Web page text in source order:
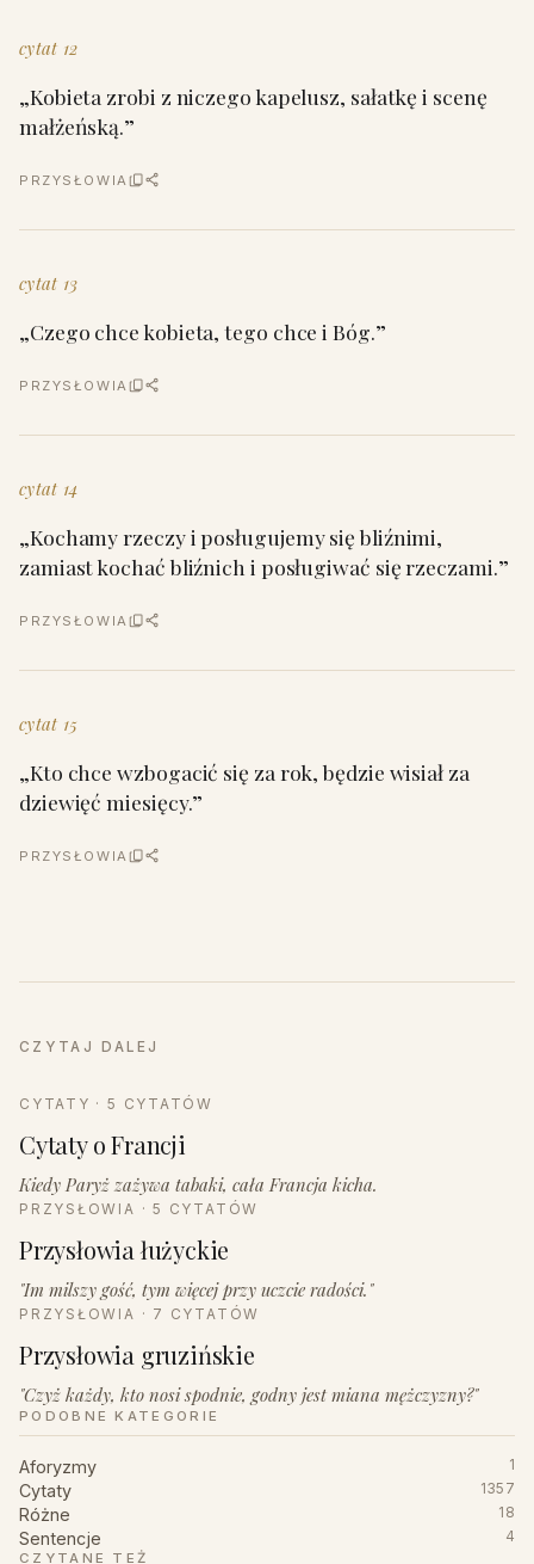
cytat 12
„Kobieta zrobi z niczego kapelusz, sałatkę i scenę
małżeńską.”
PRZYSŁOWIA
cytat 13
„Czego chce kobieta, tego chce i Bóg.”
PRZYSŁOWIA
cytat 14
„Kochamy rzeczy i posługujemy się bliźnimi,
zamiast kochać bliźnich i posługiwać się rzeczami.”
PRZYSŁOWIA
cytat 15
„Kto chce wzbogacić się za rok, będzie wisiał za
dziewięć miesięcy.”
PRZYSŁOWIA
CZYTAJ DALEJ
CYTATY · 5 CYTATÓW
Cytaty o Francji
Kiedy Paryż zażywa tabaki, cała Francja kicha.
PRZYSŁOWIA · 5 CYTATÓW
Przysłowia łużyckie
"Im milszy gość, tym więcej przy uczcie radości."
PRZYSŁOWIA · 7 CYTATÓW
Przysłowia gruzińskie
"Czyż każdy, kto nosi spodnie, godny jest miana mężczyzny?"
PODOBNE KATEGORIE
Aforyzmy 1
Cytaty 1357
Różne 18
Sentencje
4
CZYTANE TEŻ